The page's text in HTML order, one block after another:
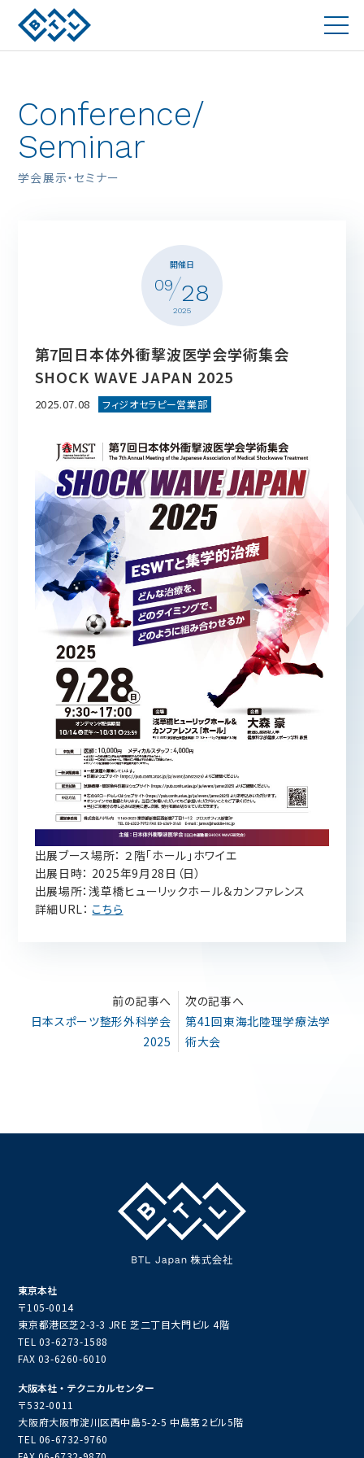
Conference/
Seminar
学会展示・セミナー
開催日
09 28
2025
第7回日本体外衝撃波医学会学術集会
SHOCK WAVE JAPAN 2025
2025.07.08
出展ブース場所： ２階「ホール」ホワイエ
出展日時： 2025年9月28日（日）
出展場所：浅草橋ヒューリックホール＆カンファレンス
詳細URL： こちら
前の記事へ
日本スポーツ整形外科学会
2025
次の記事へ
第41回東海北陸理学療法学
術大会
東京本社
〒105-0014
東京都港区芝2-3-3 JRE 芝二丁目大門ビル 4階
TEL 03-6273-1588
FAX 03-6260-6010
大阪本社・テクニカルセンター
〒532-0011
大阪府大阪市淀川区西中島5-2-5 中島第２ビル5階
TEL 06-6732-9760